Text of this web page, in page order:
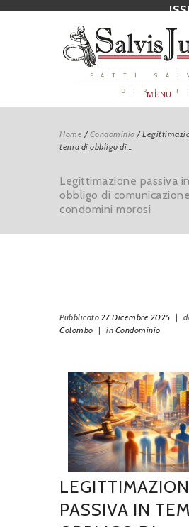
FATTI
MENU
Home /Condominio /
tema di obbligo di...
Legittimazione passiva
obbligo di
condomini morosi
Pubblicato 27 Dicembre 2025 |
Colombo | in Condominio
PASSIVA IN